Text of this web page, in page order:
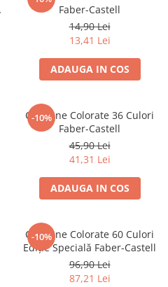
Faber-Castell
14,90 Lei
13,41 Lei
ADAUGA IN COS
-10%
Creioane Colorate 36 Culori
Faber-Castell
45,90 Lei
41,31 Lei
ADAUGA IN COS
-10%
Creioane Colorate 60 Culori
Ediție Specială Faber-Castell
96,90 Lei
87,21 Lei